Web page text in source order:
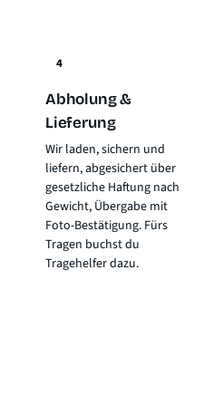
4
Abholung &
Lieferung
Wir laden, sichern und
liefern, abgesichert über
gesetzliche Haftung nach
Gewicht, Übergabe mit
Foto-Bestätigung. Fürs
Tragen buchst du
Tragehelfer dazu.